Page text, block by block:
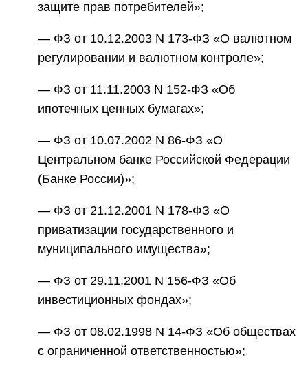
защите прав потребителей»;
— ФЗ от 10.12.2003 N 173-ФЗ «О валютном
регулировании и валютном контроле»;
— ФЗ от 11.11.2003 N 152-ФЗ «Об
ипотечных ценных бумагах»;
— ФЗ от 10.07.2002 N 86-ФЗ «О
Центральном банке Российской Федерации
(Банке России)»;
— ФЗ от 21.12.2001 N 178-ФЗ «О
приватизации государственного и
муниципального имущества»;
— ФЗ от 29.11.2001 N 156-ФЗ «Об
инвестиционных фондах»;
— ФЗ от 08.02.1998 N 14-ФЗ «Об обществах
с ограниченной ответственностью»;